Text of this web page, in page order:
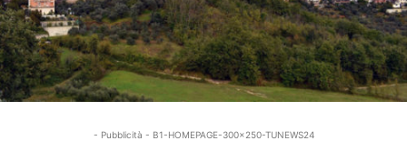
- Pubblicità - B1-HOMEPAGE-300x250-TUNEWS24